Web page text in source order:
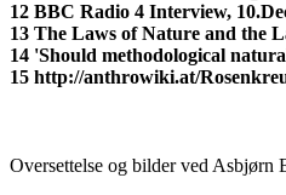
12 BBC Radio 4 Interview,
13 The Laws of Nature and the
14 'Should methodological
15 http://anthrowiki.at/
Oversettelse og bilder ved Asbjørn